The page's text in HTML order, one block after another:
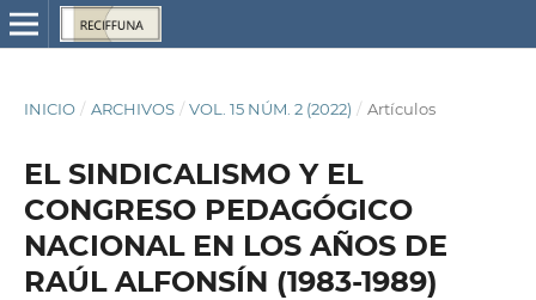
INICIO / ARCHIVOS / VOL. 15 NÚM. 2 (2022) / Artículos
EL SINDICALISMO Y EL
CONGRESO PEDAGÓGICO
NACIONAL EN LOS AÑOS DE
RAÚL ALFONSÍN (1983-1989)